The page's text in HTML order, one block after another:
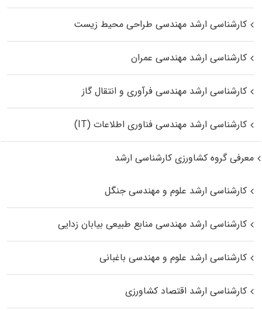
کارشناسی ارشد مهندسی طراحی محیط زیست
کارشناسی ارشد مهندسی عمران
کارشناسی ارشد مهندسی فرآوری و انتقال گاز
کارشناسی ارشد مهندسی فناوری اطلاعات (IT)
معرفی گروه کشاورزی کارشناسی ارشد
کارشناسی ارشد علوم و مهندسی جنگل
کارشناسی ارشد مهندسی منابع طبیعی بیابان زدایی
کارشناسی ارشد علوم و مهندسی باغبانی
کارشناسی ارشد اقتصاد کشاورزی